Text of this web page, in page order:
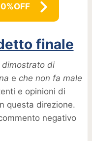
finale
dimostrato di
e che non fa male
e opinioni di
questa direzione.
negativo